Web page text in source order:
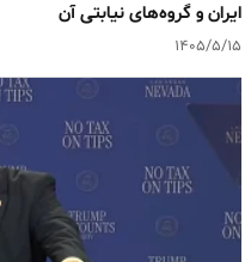
ایران و گروه‌های نیابتی آن
۱۴۰۵/۵/۱۵